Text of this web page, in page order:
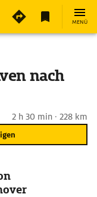
MENÜ
nach
2 h 30 min · 228 km